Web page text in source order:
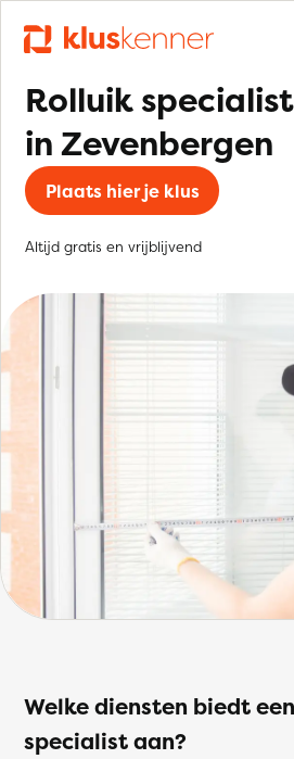
Rolluik
in Zevenbergen
Plaats hier je klus
Altijd gratis en vrijblijvend
Welke diensten biedt
specialist aan?